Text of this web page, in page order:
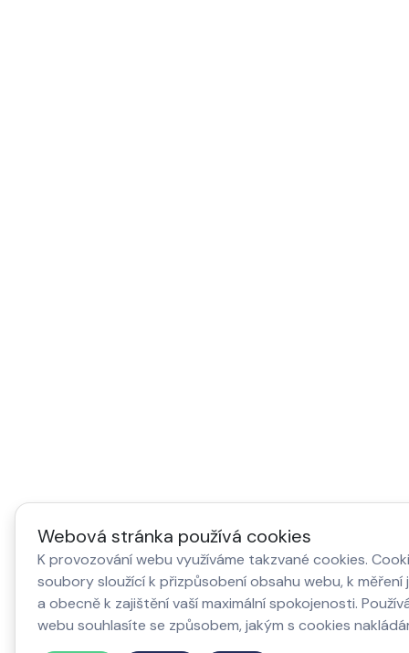
Webová stránka používá cookies
K provozování webu využíváme takzvané cookies.
soubory sloužící k přizpůsobení obsahu webu, k
a obecně k zajištění vaší maximální spokojenosti.
webu souhlasíte se způsobem, jakým s cookies